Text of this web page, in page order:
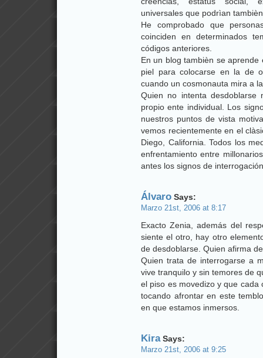
universales que podrìan
He comprobado que
coinciden en determinados
códigos anteriores.
En un blog tambièn se
piel para colocarse en la de
cuando un cosmonauta mira a
Quien no intenta
propio ente individual. Los
nuestros puntos de vista
vemos recientemente en el
Diego, California. Todos los
enfrentamiento entre
antes los signos de
Álvaro Says:
Marzo 21st, 2006 at 8:17
Exacto Zenia, además del
siente el otro, hay otro
de desdoblarse. Quien afirma
Quien trata de interrogarse a
vive tranquilo y sin temores de
el piso es movedizo y que
tocando afrontar en este
en que estamos inmersos.
KiraSays:
Marzo 21st, 2006 at 9:25